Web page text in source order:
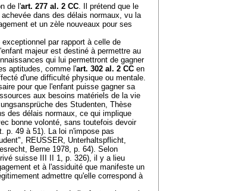
de l'art. 277 al. 2 CC. Il prétend que le
dans des délais normaux, vu la
et un zèle nouveaux pour ses
par rapport à celle de
majeur est destiné à permettre au
qui lui permettront de gagner
aptitudes, comme l'art. 302 al. 2 CC en
d'une difficulté physique ou mentale.
pour que l'enfant puisse gagner sa
aux besoins matériels de la vie
des Studenten, Thèse
des délais normaux, ce qui implique
bonne volonté, sans toutefois devoir
p. 49 à 51). La loi n'impose pas
REUSSER, Unterhaltspflicht,
Berne 1978, p. 64). Selon
suisse III II 1, p. 326), il y a lieu
et à l'assiduité que manifeste un
admettre qu'elle correspond à